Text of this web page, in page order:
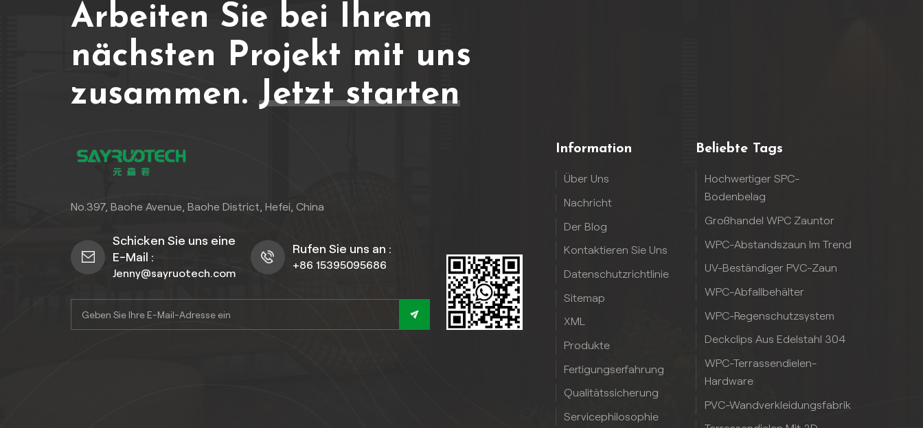
Arbeiten Sie bei Ihrem
nächsten Projekt mit uns
zusammen.Jetzt starten
No.397, Baohe Avenue, Baohe District, Hefei, China
Schicken Sie uns eine
E-Mail :
Jenny@sayruotech.com
Rufen Sie uns an :
+86 15395095686
Information
Über Uns
Nachricht
Der Blog
Kontaktieren Sie Uns
Datenschutzrichtlinie
Sitemap
XML
Produkte
Fertigungserfahrung
Qualitätssicherung
Servicephilosophie
Beliebte Tags
Hochwertiger SPC-
Bodenbelag
Großhandel WPC Zauntor
WPC-Abstandszaun Im Trend
UV-Beständiger PVC-Zaun
WPC-Abfallbehälter
WPC-Regenschutzsystem
Deckclips Aus Edelstahl 304
WPC-Terrassendielen-
Hardware
PVC-Wandverkleidungsfabrik